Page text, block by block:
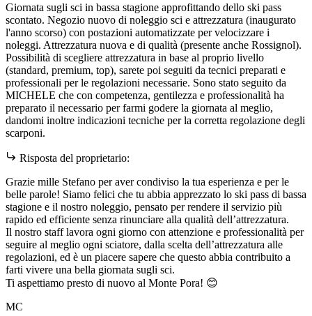
Giornata sugli sci in bassa stagione approfittando dello ski pass
scontato. Negozio nuovo di noleggio sci e attrezzatura (inaugurato
l'anno scorso) con postazioni automatizzate per velocizzare i
noleggi. Attrezzatura nuova e di qualità (presente anche Rossignol).
Possibilità di scegliere attrezzatura in base al proprio livello
(standard, premium, top), sarete poi seguiti da tecnici preparati e
professionali per le regolazioni necessarie. Sono stato seguito da
MICHELE che con competenza, gentilezza e professionalità ha
preparato il necessario per farmi godere la giornata al meglio,
dandomi inoltre indicazioni tecniche per la corretta regolazione degli
scarponi.
Risposta del proprietario:
Grazie mille Stefano per aver condiviso la tua esperienza e per le
belle parole! Siamo felici che tu abbia apprezzato lo ski pass di bassa
stagione e il nostro noleggio, pensato per rendere il servizio più
rapido ed efficiente senza rinunciare alla qualità dell’attrezzatura.
Il nostro staff lavora ogni giorno con attenzione e professionalità per
seguire al meglio ogni sciatore, dalla scelta dell’attrezzatura alle
regolazioni, ed è un piacere sapere che questo abbia contribuito a
farti vivere una bella giornata sugli sci.
Ti aspettiamo presto di nuovo al Monte Pora! 😊
MC